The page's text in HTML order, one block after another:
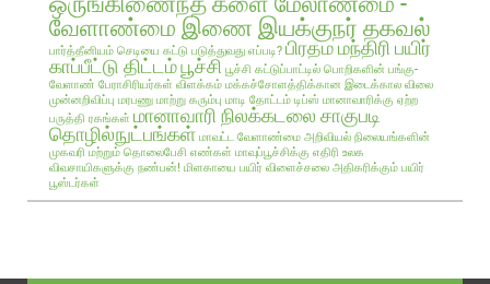
வேளாண்மை இணை இயக்குநர் தகவல்
பார்த்தீனியம் செடியை கட்டு படுத்துவது எப்படி? பிரதம மந்திரி பயிர்
காப்பீட்டு திட்டம்பூச்சி பூச்சி கட்டுப்பாட்டில் பொறிகளின் பங்கு-
வேளாண் பேராசிரியர்கள் விளக்கம் மக்கச்சோளத்திக்கான இடைக்கால விலை
முன்னறிவிப்பு மரபணு மாற்று கரும்பு மாடி தோட்டம் டிப்ஸ் மானாவாரிக்கு ஏற்ற
பருத்தி ரகங்கள் மானாவாரி நிலக்கடலை சாகுபடி
தொழில்நுட்பங்கள் மாவட்ட வேளாண்மை அறிவியல் நிலையங்களின்
முகவரி மற்றும் தொலைபேசி எண்கள் மாவுப்பூச்சிக்கு எதிரி உலக
விவசாயிகளுக்கு நண்பன்! மிளகாயை பயிர் விளைச்சலை அதிகரிக்கும் பயிர்
பூஸ்டர்கள்